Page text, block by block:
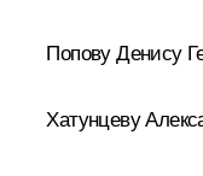
Попову Денису
Хатунцеву